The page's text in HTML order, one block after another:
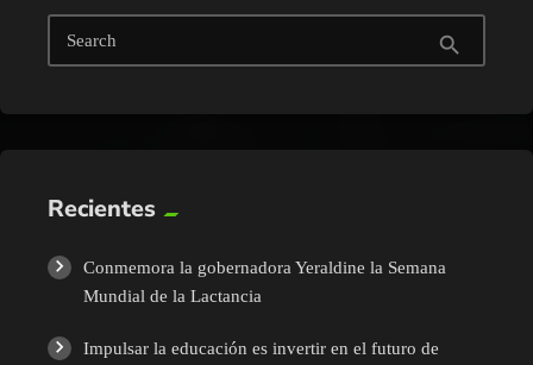
Search search
Recientes
Conmemora la gobernadora Yeraldine la Semana
Mundial de la Lactancia
Impulsar la educación es invertir en el futuro de